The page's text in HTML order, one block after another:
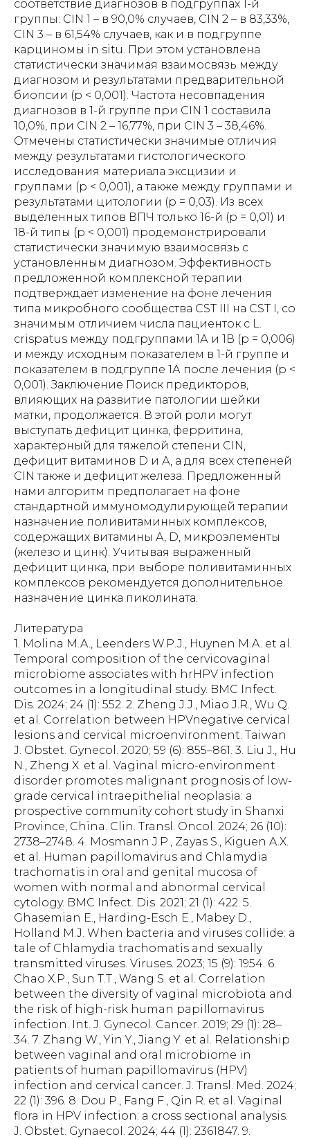
Литература
1. Molina M.A., Leenders W.P.J., Huynen M.A. et al.
Temporal composition of the cervicovaginal
microbiome associates with hrHPV infection
outcomes in a longitudinal study. BMC Infect.
Dis. 2024; 24 (1): 552. 2. Zheng J.J., Miao J.R., Wu Q.
et al. Correlation between HPVnegative cervical
lesions and cervical microenvironment. Taiwan
J. Obstet. Gynecol. 2020; 59 (6): 855–861. 3. Liu J., Hu
N., Zheng X. et al. Vaginal micro-environment
disorder promotes malignant prognosis of low-
grade cervical intraepithelial neoplasia: a
prospective community cohort study in Shanxi
Province, China. Clin. Transl. Oncol. 2024; 26 (10):
2738–2748. 4. Mosmann J.P., Zayas S., Kiguen A.X.
et al. Human papillomavirus and Chlamydia
trachomatis in oral and genital mucosa of
women with normal and abnormal cervical
cytology. BMC Infect. Dis. 2021; 21 (1): 422. 5.
Ghasemian E., Harding-Esch E., Mabey D.,
Holland M.J. When bacteria and viruses collide: a
tale of Chlamydia trachomatis and sexually
transmitted viruses. Viruses. 2023; 15 (9): 1954. 6.
Chao X.P., Sun T.T., Wang S. et al. Correlation
between the diversity of vaginal microbiota and
the risk of high-risk human papillomavirus
infection. Int. J. Gynecol. Cancer. 2019; 29 (1): 28–
34. 7. Zhang W., Yin Y., Jiang Y. et al. Relationship
between vaginal and oral microbiome in
patients of human papillomavirus (HPV)
infection and cervical cancer. J. Transl. Med. 2024;
22 (1): 396. 8. Dou P., Fang F., Qin R. et al. Vaginal
flora in HPV infection: a cross sectional analysis.
J. Obstet. Gynaecol. 2024; 44 (1): 2361847. 9.